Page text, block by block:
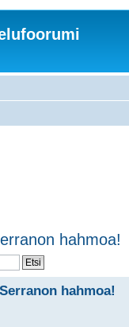
hahmoa!
hahmoa!